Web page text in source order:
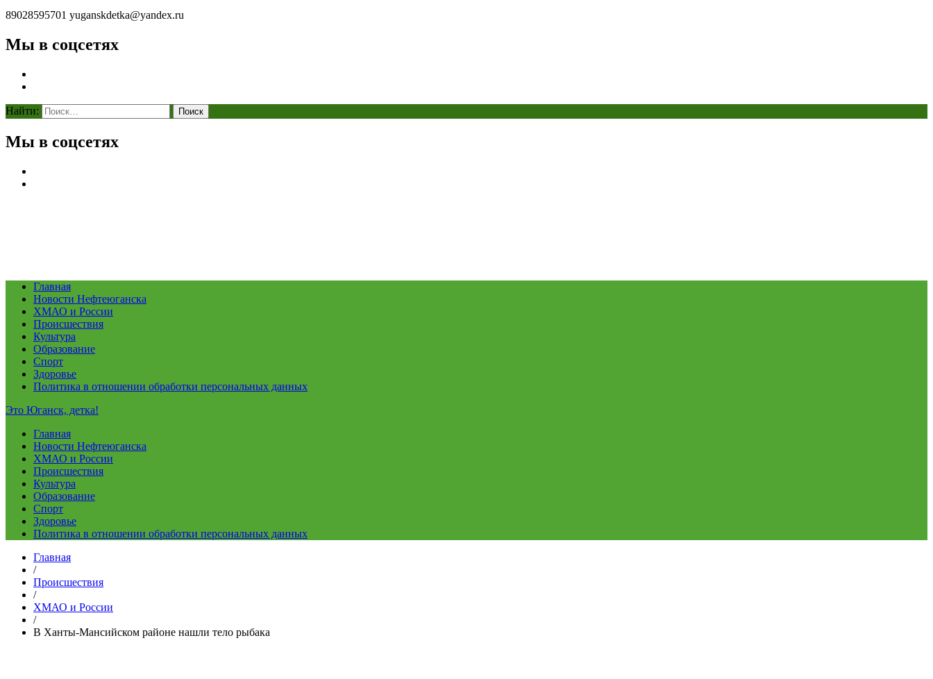
89028595701 yuganskdetka@yandex.ru
Мы в соцсетях
Найти:
Мы в соцсетях
Главная
Новости Нефтеюганска
ХМАО и России
Происшествия
Культура
Образование
Спорт
Здоровье
Политика в отношении обработки персональных данных
Это Юганск, детка!
Главная
Новости Нефтеюганска
ХМАО и России
Происшествия
Культура
Образование
Спорт
Здоровье
Политика в отношении обработки персональных данных
Главная
/
Происшествия
/
ХМАО и России
/
В Ханты-Мансийском районе нашли тело рыбака